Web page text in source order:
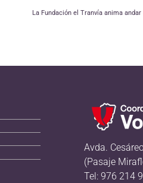
La Fundación el Tranvía anima
Avda.
(Pasaje
Tel: 976 214